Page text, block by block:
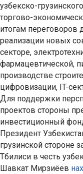
узбекско-
торгово-
итогам переговоров
реализации новых
секторе,
фармацевтической,
производстве
цифровизации, IT-
Для поддержки
проектов стороны
инвестиционный
Президент
грузинской стороне
Тбилиси в честь
Шавкат Мирзиёев